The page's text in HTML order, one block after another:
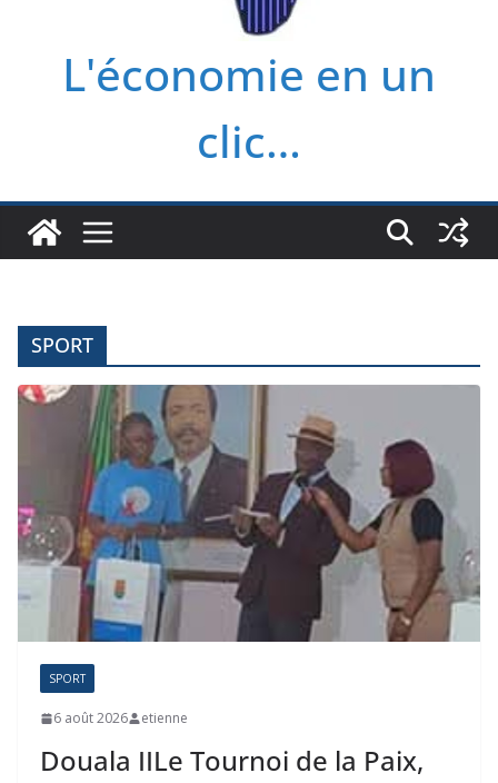
L'économie en un
clic…
SPORT
SPORT
6 août 2026 etienne
Douala IILe Tournoi de la Paix,